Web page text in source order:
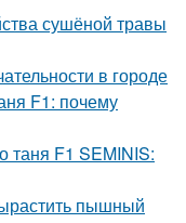
сушёной травы
в городе
F1: почему
таня F1 SEMINIS:
пышный